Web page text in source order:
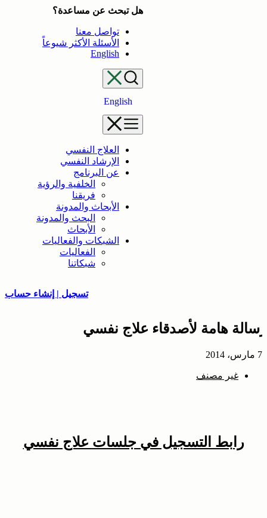
هل تبحث عن مساعدة؟
تواصل معنا
الأسئلة الأكثر شيوعاً
English
English
العلاج النفسي
الإرشاد النفسي
عن البرنامج
الخلفية والرؤية
فريقنا
الأبحاث والمدونة
البحث والمدونة
الأبحاث
الشبكات والفعاليات
الفعاليات
شبكاتنا
تسجيل | إنشاء حساب
رسالة هامة لأصدقاء علاج نفسي
7 مارس، 2014
غير مصنف
رابط التسجيل في جلسات علاج نفسي